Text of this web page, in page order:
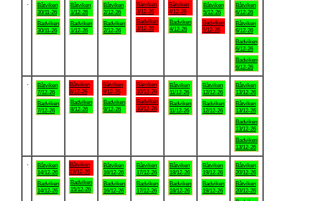
Båtviken
30/11-26
Badviken
30/11-26
Båtviken
1/12-26
Badviken
1/12-26
Båtviken
2/12-26
Badviken
2/12-26
Båtviken
3/12-26
Badviken
3/12-26
Båtviken
4/12-26
Badviken
4/12-26
Båtviken
5/12-26
Badviken
5/12-26
Båtviken
6/12-26
Båtviken
6/12-26
Badviken
6/12-26
Badviken
6/12-26
Båtviken
7/12-26
Badviken
7/12-26
Båtviken
8/12-26
Badviken
8/12-26
Båtviken
9/12-26
Badviken
9/12-26
Båtviken
10/12-26
Badviken
10/12-26
Båtviken
11/12-26
Badviken
11/12-26
Båtviken
12/12-26
Badviken
12/12-26
Båtviken
13/12-26
Båtviken
13/12-26
Badviken
13/12-26
Badviken
13/12-26
Båtviken
14/12-26
Badviken
14/12-26
Båtviken
15/12-26
Badviken
15/12-26
Båtviken
16/12-26
Badviken
16/12-26
Båtviken
17/12-26
Badviken
17/12-26
Båtviken
18/12-26
Badviken
18/12-26
Båtviken
19/12-26
Badviken
19/12-26
Båtviken
20/12-26
Båtviken
20/12-26